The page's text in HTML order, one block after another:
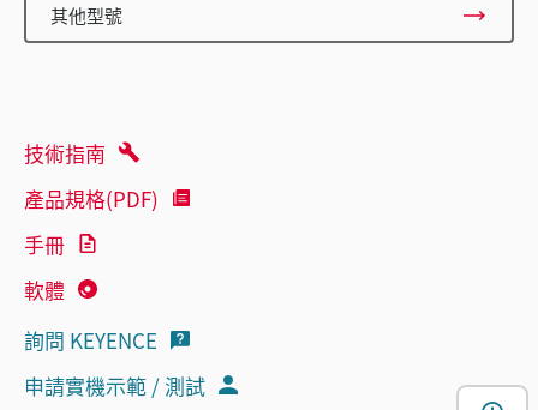
其他型號
技術指南
產品規格(PDF)
手冊
軟體
詢問 KEYENCE
申請實機示範 / 測試